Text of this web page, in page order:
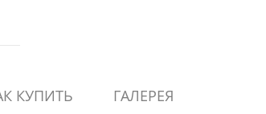
КУПИТЬ ГАЛЕРЕЯ